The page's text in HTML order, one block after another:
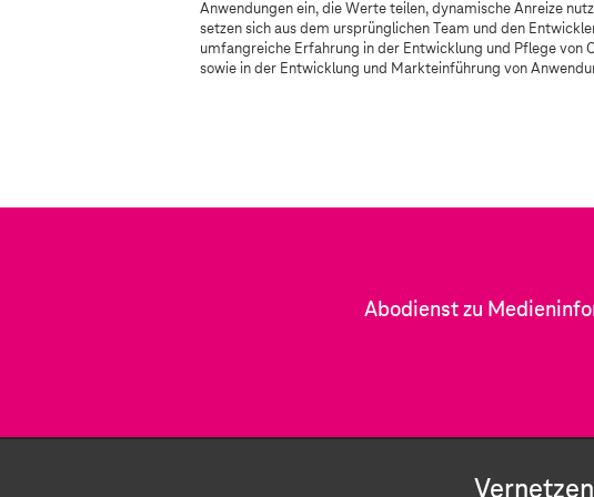
Anwendungen ein, die Werte teilen, dynamische Anreize
setzen sich aus dem ursprünglichen Team und den
umfangreiche Erfahrung in der Entwicklung und Pflege von
sowie in der Entwicklung und Markteinführung von
Abodienst zu